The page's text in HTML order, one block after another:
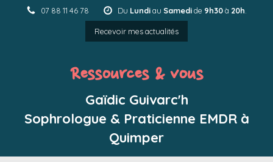
07 88 11 46 78 Du Lundiau Samedide 9h30à 20h
Recevoir mes actualités
Ressources & vous
Gaïdic Guivarc'h
Sophrologue & Praticienne EMDR à
Quimper